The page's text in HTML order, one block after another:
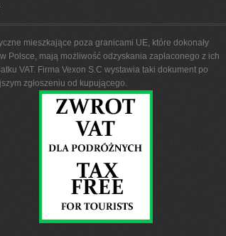
mieszkające poza granicami UE, które dokonały
Polsce, mają możliwość odzyskania zapłaconego z ich
VAT. Firma Vexon S.C wystawia taki dokument po
zgłoszeniu od kupującego.